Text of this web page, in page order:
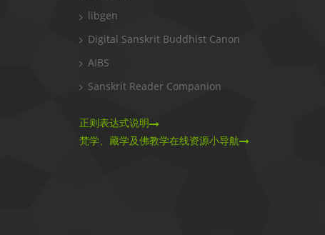
libgen
Digital Sanskrit Buddhist Canon
AIBS
Sanskrit Reader Companion
正则表达式说明
梵学、藏学及佛教学在线资源小导航